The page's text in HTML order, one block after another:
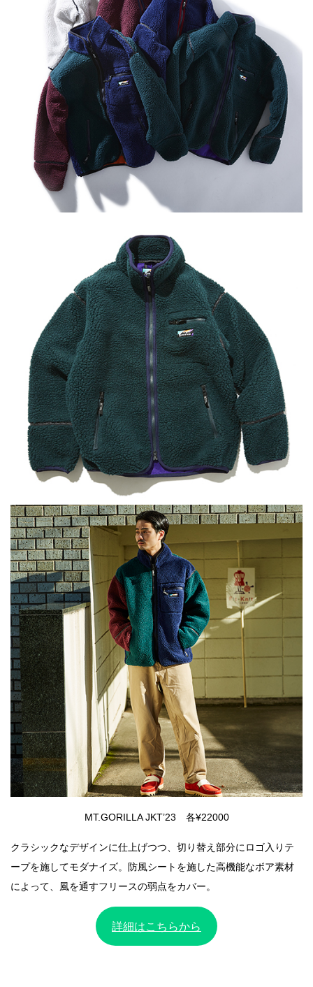
MT.GORILLA JKT’23 各¥22000
クラシックなデザインに仕上げつつ、切り替え部分にロゴ入りテ
ープを施してモダナイズ。防風シートを施した高機能なボア素材
によって、風を通すフリースの弱点をカバー。
詳細はこちらから